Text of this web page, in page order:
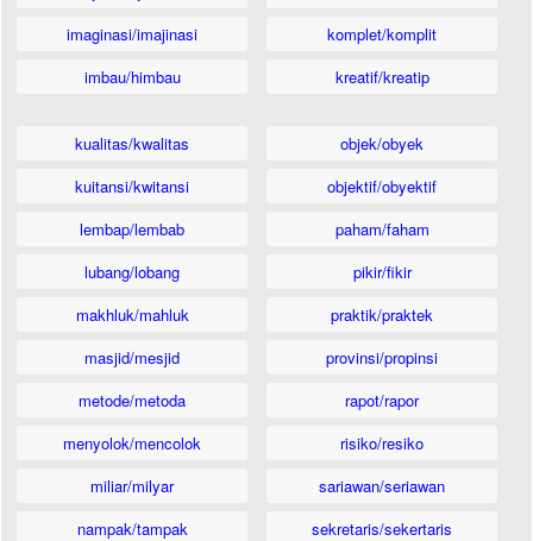
imaginasi/imajinasi
imbau/himbau
komplet/komplit
kreatif/kreatip
kualitas/kwalitas
kuitansi/kwitansi
lembap/lembab
lubang/lobang
makhluk/mahluk
masjid/mesjid
metode/metoda
menyolok/mencolok
miliar/milyar
nampak/tampak
objek/obyek
objektif/obyektif
paham/faham
pikir/fikir
praktik/praktek
provinsi/propinsi
rapot/rapor
risiko/resiko
sariawan/seriawan
sekretaris/sekertaris